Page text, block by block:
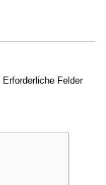
Erforderliche Felder